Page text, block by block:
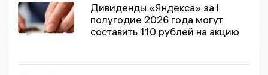
Дивиденды «Яндекса» за I
полугодие 2026 года могут
составить 110 рублей на акцию